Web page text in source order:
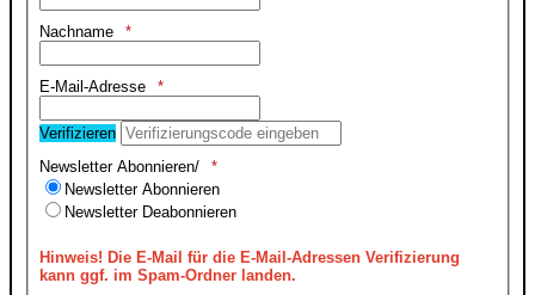
Nachname
E-Mail-Adresse
Verifizieren
Newsletter Abonnieren/
Newsletter Abonnieren
Newsletter Deabonnieren
Hinweis! Die E-Mail für die E-Mail-Adressen Verifizierung
kann ggf. im Spam-Ordner landen.